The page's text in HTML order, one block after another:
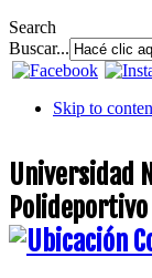
Search
Buscar...
Skip to
Universidad